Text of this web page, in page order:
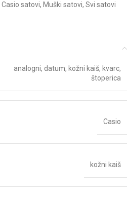
Casio satovi, Muški satovi, Svi satovi
analogni, datum, kožni kaiš, kvarc,
štoperica
Casio
kožni kaiš